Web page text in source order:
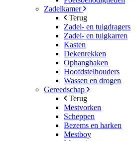
Zadelkamer
Terug
Zadel- en tuigdragers
Zadel- en tuigkarren
Kasten
Dekenrekken
Ophanghaken
Hoofdstelhouders
Wassen en drogen
Gereedschap
Terug
Mestvorken
Scheppen
Bezems en harken
Mestboy